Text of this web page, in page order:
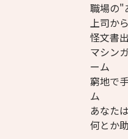
職場の"
上司か
怪文書
マシン
ーム
窮地で
ム
あなた
何と